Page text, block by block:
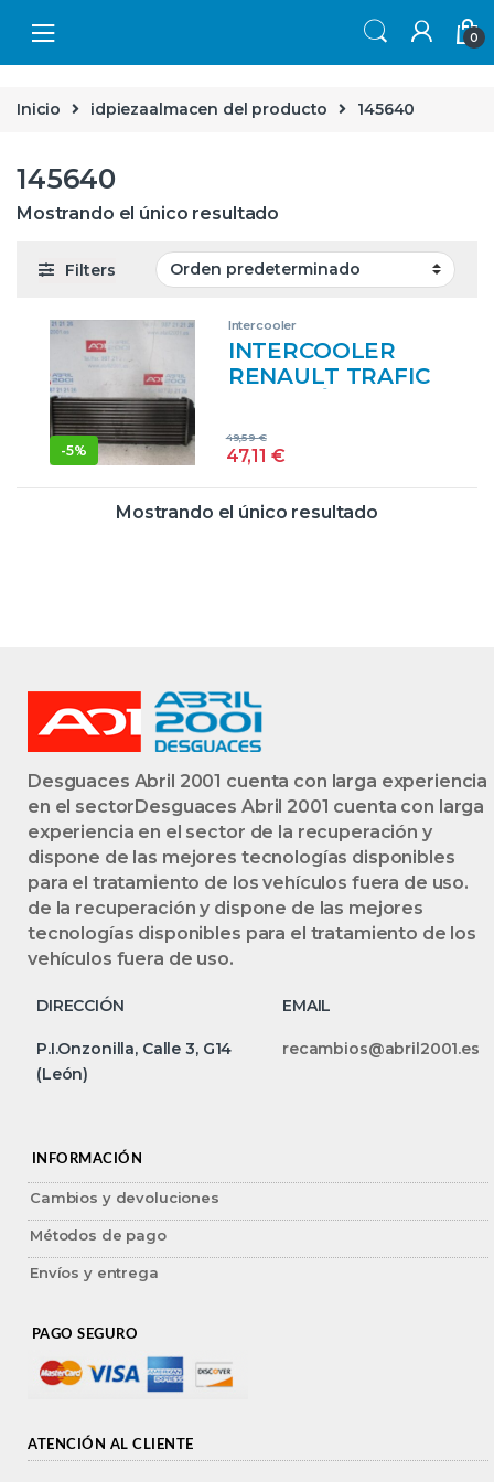
0
Inicio idpiezaalmacen del producto 145640
145640
Mostrando el único resultado
Filters
-5%
Intercooler
INTERCOOLER
RENAULT TRAFIC
F9Q U7 – #PROV#
BLANCA
47,11 €
49,59€
Mostrando el único resultado
Desguaces Abril 2001 cuenta con larga experiencia
en el sectorDesguaces Abril 2001 cuenta con larga
experiencia en el sector de la recuperación y
dispone de las mejores tecnologías disponibles
para el tratamiento de los vehículos fuera de uso.
de la recuperación y dispone de las mejores
tecnologías disponibles para el tratamiento de los
vehículos fuera de uso.
DIRECCIÓN EMAIL
P.I.Onzonilla, Calle 3, G14
(León)
recambios@abril2001.es
INFORMACIÓN
Cambios y devoluciones
Métodos de pago
Envíos y entrega
PAGO SEGURO
ATENCIÓN AL CLIENTE